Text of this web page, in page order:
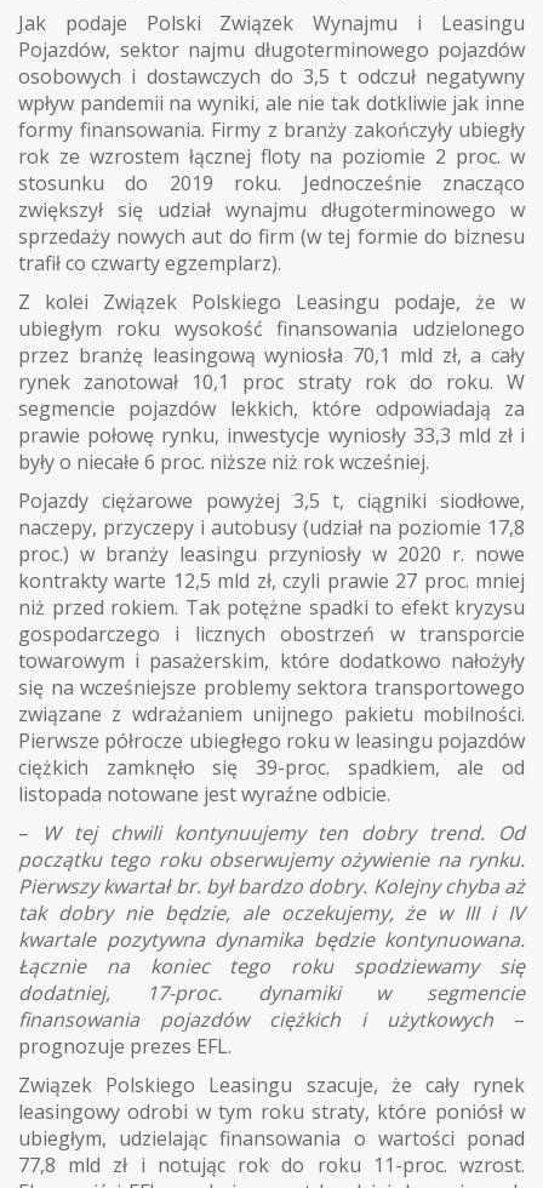
Jak podaje Polski Związek Wynajmu i Leasingu
Pojazdów, sektor najmu długoterminowego pojazdów
osobowych i dostawczych do 3,5 t odczuł negatywny
wpływ pandemii na wyniki, ale nie tak dotkliwie jak inne
formy finansowania. Firmy z branży zakończyły ubiegły
rok ze wzrostem łącznej floty na poziomie 2 proc. w
stosunku do 2019 roku. Jednocześnie znacząco
zwiększył się udział wynajmu długoterminowego w
sprzedaży nowych aut do firm (w tej formie do biznesu
trafił co czwarty egzemplarz).
Z kolei Związek Polskiego Leasingu podaje, że w
ubiegłym roku wysokość finansowania udzielonego
przez branżę leasingową wyniosła 70,1 mld zł, a cały
rynek zanotował 10,1 proc straty rok do roku. W
segmencie pojazdów lekkich, które odpowiadają za
prawie połowę rynku, inwestycje wyniosły 33,3 mld zł i
były o niecałe 6 proc. niższe niż rok wcześniej.
Pojazdy ciężarowe powyżej 3,5 t, ciągniki siodłowe,
naczepy, przyczepy i autobusy (udział na poziomie 17,8
proc.) w branży leasingu przyniosły w 2020 r. nowe
kontrakty warte 12,5 mld zł, czyli prawie 27 proc. mniej
niż przed rokiem. Tak potężne spadki to efekt kryzysu
gospodarczego i licznych obostrzeń w transporcie
towarowym i pasażerskim, które dodatkowo nałożyły
się na wcześniejsze problemy sektora transportowego
związane z wdrażaniem unijnego pakietu mobilności.
Pierwsze półrocze ubiegłego roku w leasingu pojazdów
ciężkich zamknęło się 39-proc. spadkiem, ale od
listopada notowane jest wyraźne odbicie.
– W tej chwili kontynuujemy ten dobry trend. Od
początku tego roku obserwujemy ożywienie na rynku.
Pierwszy kwartał br. był bardzo dobry. Kolejny chyba aż
tak dobry nie będzie, ale oczekujemy, że w III i IV
kwartale pozytywna dynamika będzie kontynuowana.
Łącznie na koniec tego roku spodziewamy się
dodatniej, 17-proc. dynamiki w segmencie
finansowania pojazdów ciężkich i użytkowych –
prognozuje prezes EFL.
Związek Polskiego Leasingu szacuje, że cały rynek
leasingowy odrobi w tym roku straty, które poniósł w
ubiegłym, udzielając finansowania o wartości ponad
77,8 mld zł i notując rok do roku 11-proc. wzrost.